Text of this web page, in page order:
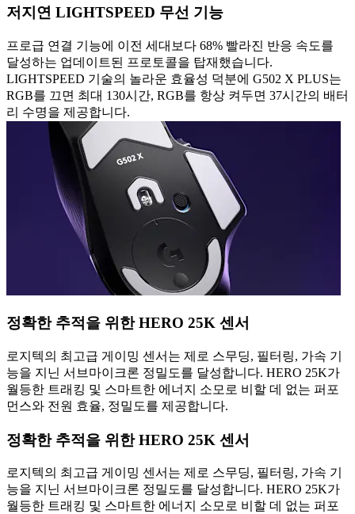
저지연 LIGHTSPEED 무선 기능
프로급 연결 기능에 이전 세대보다 68% 빨라진 반응 속도를
달성하는 업데이트된 프로토콜을 탑재했습니다.
LIGHTSPEED 기술의 놀라운 효율성 덕분에 G502 X PLUS는
RGB를 끄면 최대 130시간, RGB를 항상 켜두면 37시간의 배터
리 수명을 제공합니다.
정확한 추적을 위한 HERO 25K 센서
로지텍의 최고급 게이밍 센서는 제로 스무딩, 필터링, 가속 기
능을 지닌 서브마이크론 정밀도를 달성합니다. HERO 25K가
월등한 트래킹 및 스마트한 에너지 소모로 비할 데 없는 퍼포
먼스와 전원 효율, 정밀도를 제공합니다.
정확한 추적을 위한 HERO 25K 센서
로지텍의 최고급 게이밍 센서는 제로 스무딩, 필터링, 가속 기
능을 지닌 서브마이크론 정밀도를 달성합니다. HERO 25K가
월등한 트래킹 및 스마트한 에너지 소모로 비할 데 없는 퍼포